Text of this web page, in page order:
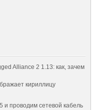
Alliance 2 1.13: как, зачем
кириллицу
проводим сетевой кабель